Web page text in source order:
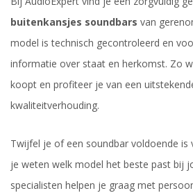
buitenkansjes soundbars van
model is technisch gecontroleerd en
informatie over staat en herkomst. Zo
koopt en profiteer je van een
kwaliteitverhouding.
Twijfel je of een soundbar voldoende
je weten welk model het beste past bij
specialisten helpen je graag met